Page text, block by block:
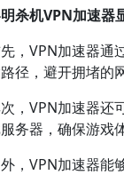
杀机VPN加速器
，VPN加速器通
径，避开拥堵的
，VPN加速器还
务器，确保游戏
，VPN加速器能